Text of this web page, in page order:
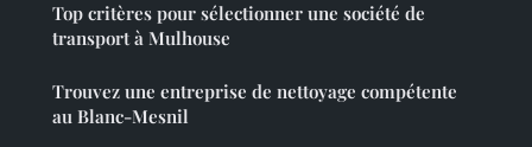
Top critères pour sélectionner une société de
transport à Mulhouse
Trouvez une entreprise de nettoyage compétente
au Blanc-Mesnil